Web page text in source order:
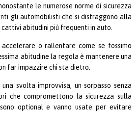
le numerose norme di sicurezza
gli automobilisti che si distraggono alla
cattivi abitudini più frequenti in auto.
accelerare o rallentare come se fossimo
abitudine la regola è mantenere una
far impazzire chi sta dietro.
una svolta improvvisa, un sorpasso senza
che compromettono la sicurezza sulla
optional e vanno usate per evitare